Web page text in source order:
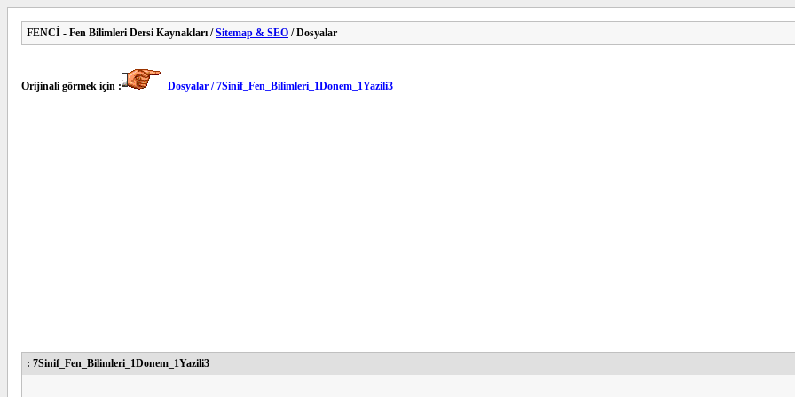
FENCİ - Fen Bilimleri Dersi Kaynakları /Sitemap & SEO / Dosyalar
Orijinali görmek için : Dosyalar / 7Sinif_Fen_Bilimleri_1Donem_1Yazili3
: 7Sinif_Fen_Bilimleri_1Donem_1Yazili3